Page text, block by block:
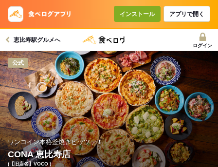
インストール アプリで開く
恵比寿駅グルメへ
ログイン
公式
ワンコイン本格釜焼きピッツァ！
CONA 恵比寿店
(【旧店名】VOCO )
コースで使えるクーポン
戻る
クーポンを利用せず予約する